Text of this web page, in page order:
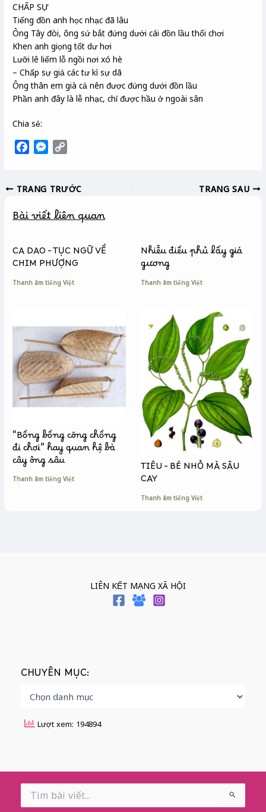
CHẤP SỰ
Tiếng đồn anh học nhạc đã lâu
Ông Tây đòi, ông sứ bắt đứng dưới cái đồn lầu thổi chơi
Khen anh giọng tốt dư hơi
Lưỡi lê liếm lỗ ngồi nơi xó hè
– Chấp sự giả các tư kì sự dã
Ông thân em già cả nên được đứng dưới đồn lầu
Phần anh đây là lễ nhạc, chỉ được hầu ở ngoài sân
Chia sẻ:
e
o
k
M
s
n
e
r
y
i
k
TRANG TRƯỚC TRANG SAU
Bài viết liên quan
CA DAO – TỤC NGỮ VỀ
CHIM PHƯỢNG
Thanh âm tiếng Việt
Nhiễu điều phủ lấy giá
gương
Thanh âm tiếng Việt
“Bồng bồng cõng chồng
đi chơi” hay quan hệ bà
cây ông sâu
Thanh âm tiếng Việt
TIÊU – BÉ NHỎ MÀ SÂU
CAY
Thanh âm tiếng Việt
LIÊN KẾT MẠNG XÃ HỘI
CHUYÊN MỤC:
Lượt xem: 194894
Search
for: